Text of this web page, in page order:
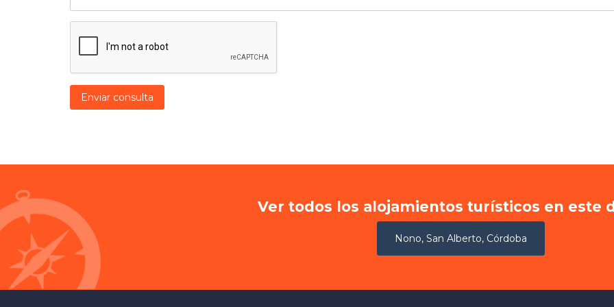
Enviar consulta
Ver todos los alojamientos turísticos en este
Nono, San Alberto, Córdoba